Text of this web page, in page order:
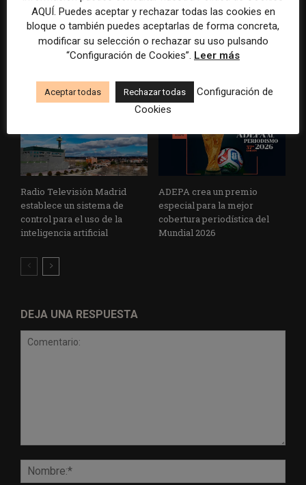
La Marea cierra 2025 con
superávit, pero su
cooperativa pierde 38.542
El Premio Gabo 2026
reconoce cinco historias de
Brasil, España y El Salvador
sobre el poder, la memoria y
la violencia
Radio Televisión Madrid
establece un sistema de
control para el uso de la
inteligencia artificial
ADEPA crea un premio
especial para la mejor
cobertura periodística del
Mundial 2026
DEJA UNA RESPUESTA
AQUÍ. Puedes aceptar y rechazar todas las cookies en
bloque o también puedes aceptarlas de forma concreta,
modificar su selección o rechazar su uso pulsando
“Configuración de Cookies”. Leer más
Aceptar todas Rechazar todas
Configuración de
Cookies